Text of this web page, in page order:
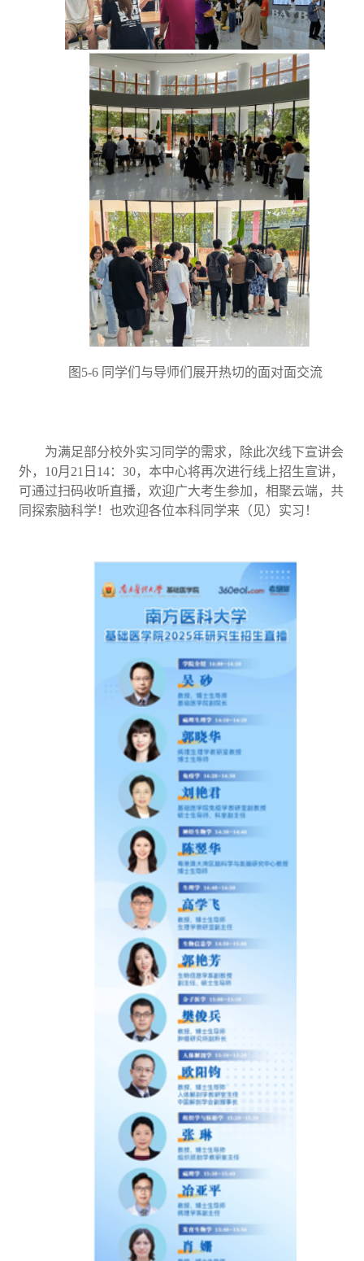
图5-6 同学们与导师们展开热切的面对面交流
为满足部分校外实习同学的需求，除此次线下宣讲会
外，10月21日14：30，本中心将再次进行线上招生宣讲，
可通过扫码收听直播，欢迎广大考生参加，相聚云端，共
同探索脑科学！也欢迎各位本科同学来（见）实习！